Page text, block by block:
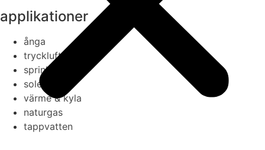
applikationer
ånga
tryckluft
sprinkler
solenergi
värme & kyla
naturgas
tappvatten